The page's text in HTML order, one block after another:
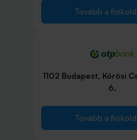
Tovább a
1102 Budapest, Kőrösi
6.
Tovább a